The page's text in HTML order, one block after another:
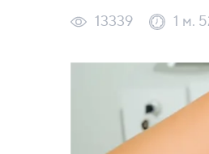
13339 1 м.